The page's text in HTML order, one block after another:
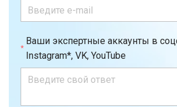
Ваши экспертные аккаунты в
Instagram*, VK, YouTube